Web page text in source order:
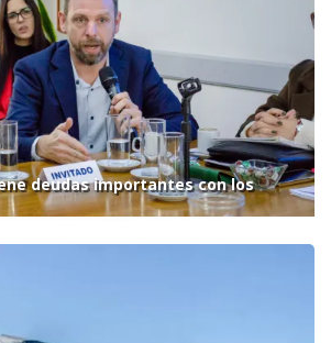
deudas importantes con los